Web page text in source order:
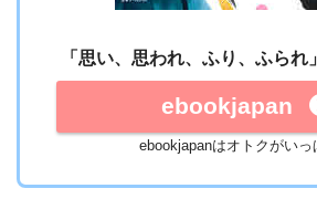
「思い、思われ、ふり、ふら
ebookjapan
ebookjapanはオトクがいっ